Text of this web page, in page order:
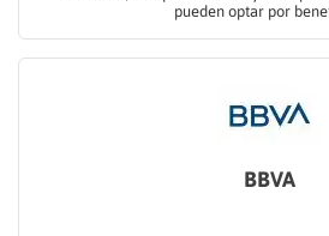
pueden optar por
BBVA